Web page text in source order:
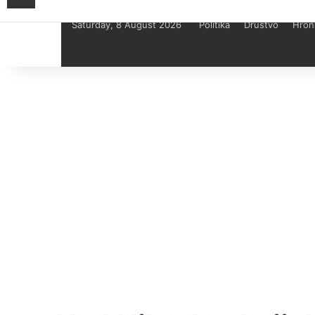
Saturday, 8 August 2026 Politika Društvo